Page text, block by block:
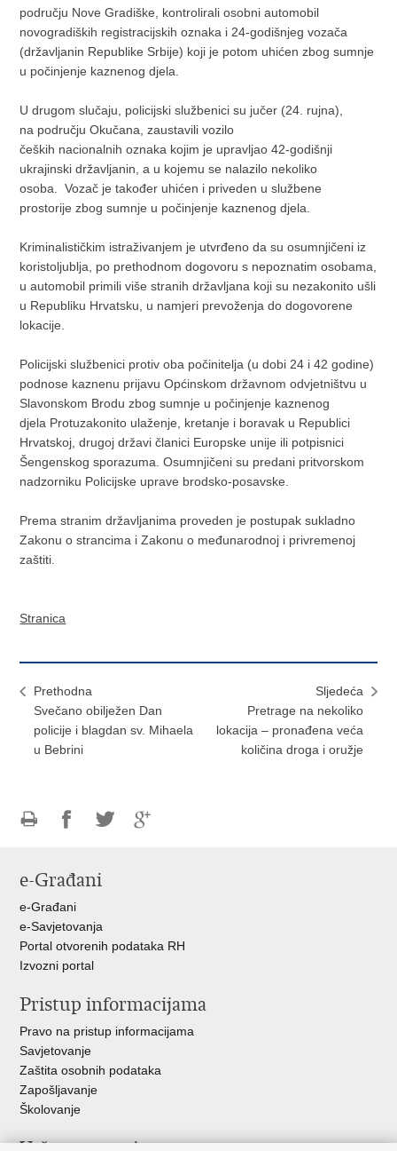
području Nove Gradiške, kontrolirali osobni automobil
novogradiških registracijskih oznaka i 24-godišnjeg vozača
(državljanin Republike Srbije) koji je potom uhićen zbog sumnje
u počinjenje kaznenog djela.
U drugom slučaju, policijski službenici su jučer (24. rujna),
na području Okučana, zaustavili vozilo
čeških nacionalnih oznaka kojim je upravljao 42-godišnji
ukrajinski državljanin, a u kojemu se nalazilo nekoliko
osoba. Vozač je također uhićen i priveden u službene
prostorije zbog sumnje u počinjenje kaznenog djela.
Kriminalističkim istraživanjem je utvrđeno da su osumnjičeni iz
koristoljublja, po prethodnom dogovoru s nepoznatim osobama,
u automobil primili više stranih državljana koji su nezakonito ušli
u Republiku Hrvatsku, u namjeri prevoženja do dogovorene
lokacije.
Policijski službenici protiv oba počinitelja (u dobi 24 i 42 godine)
podnose kaznenu prijavu Općinskom državnom odvjetništvu u
Slavonskom Brodu zbog sumnje u počinjenje kaznenog
djela Protuzakonito ulaženje, kretanje i boravak u Republici
Hrvatskoj, drugoj državi članici Europske unije ili potpisnici
Šengenskog sporazuma. Osumnjičeni su predani pritvorskom
nadzorniku Policijske uprave brodsko-posavske.
Prema stranim državljanima proveden je postupak sukladno
Zakonu o strancima i Zakonu o međunarodnoj i privremenoj
zaštiti.
Stranica
Prethodna
Svečano obilježen Dan
policije i blagdan sv. Mihaela
u Bebrini
Sljedeća
Pretrage na nekoliko
lokacija – pronađena veća
količina droga i oružje
FacebookuTwitteru
e-Građani
e-Građani
e-Savjetovanja
Portal otvorenih podataka RH
Izvozni portal
Pristup informacijama
Pravo na pristup informacijama
Savjetovanje
Zaštita osobnih podataka
Zapošljavanje
Školovanje